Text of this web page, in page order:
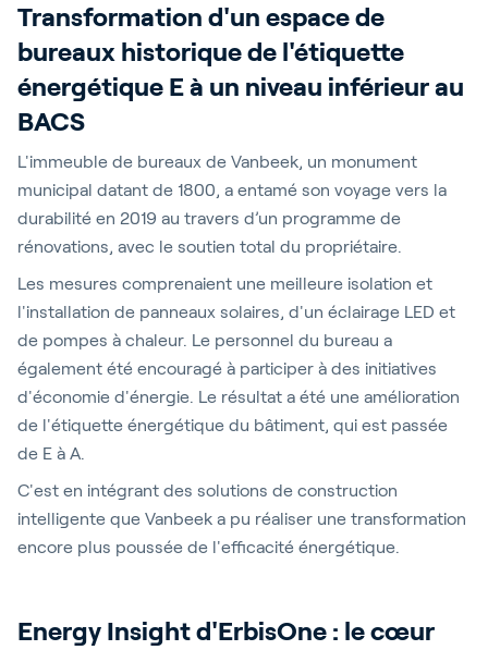
Transformation d'un espace de
bureaux historique de l'étiquette
énergétique E à un niveau inférieur au
BACS
L'immeuble de bureaux de Vanbeek, un monument
municipal datant de 1800, a entamé son voyage vers la
durabilité en 2019 au travers d’un programme de
rénovations, avec le soutien total du propriétaire.
Les mesures comprenaient une meilleure isolation et
l'installation de panneaux solaires, d'un éclairage LED et
de pompes à chaleur. Le personnel du bureau a
également été encouragé à participer à des initiatives
d'économie d'énergie. Le résultat a été une amélioration
de l'étiquette énergétique du bâtiment, qui est passée
de E à A.
C'est en intégrant des solutions de construction
intelligente que Vanbeek a pu réaliser une transformation
encore plus poussée de l'efficacité énergétique.
Energy Insight d'ErbisOne : le cœur